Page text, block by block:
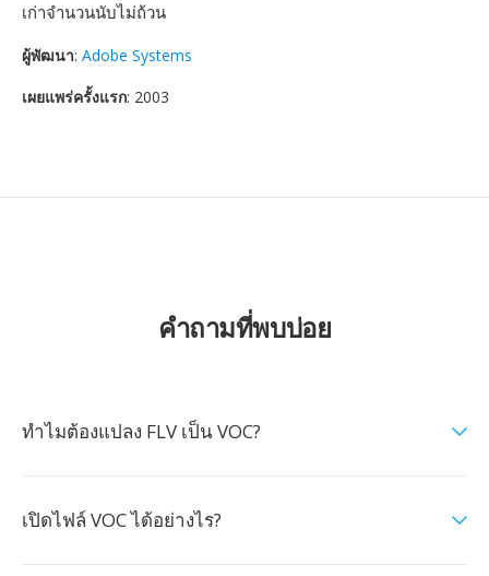
เก่าจำนวนนับไม่ถ้วน
ผู้พัฒนา: Adobe Systems
เผยแพร่ครั้งแรก: 2003
คำถามที่พบบ่อย
ทำไมต้องแปลง FLV เป็น VOC?
เปิดไฟล์ VOC ได้อย่างไร?